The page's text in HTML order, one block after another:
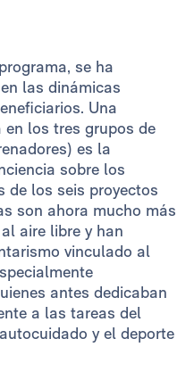
se ha
las dinámicas
Una
en los tres grupos de
es la
sobre los
de los seis proyectos
son ahora mucho más
aire libre y han
vinculado al
antes dedicaban
a las tareas del
y el deporte